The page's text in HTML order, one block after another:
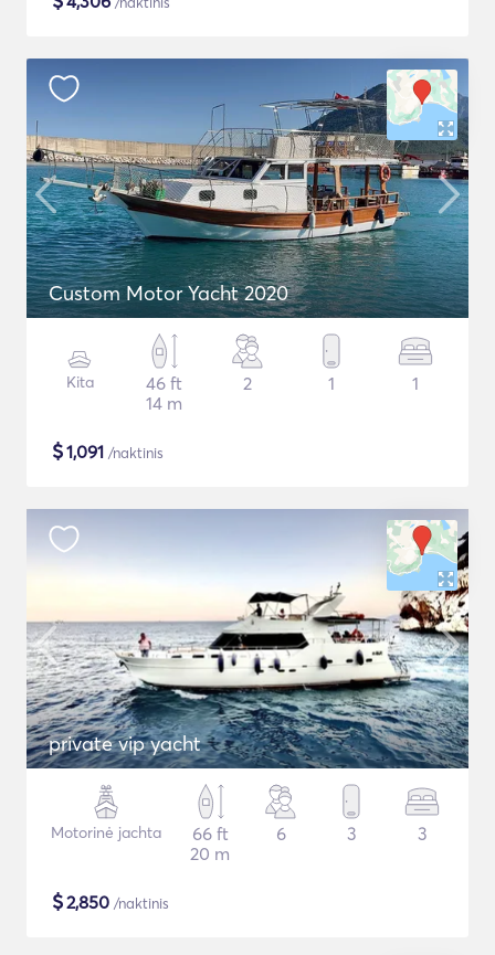
Custom Motor Yacht 2020
Kita
46 ft
14 m
2 1 1
$1,091 /naktinis
private vip yacht
Motorinė jachta
66 ft
20 m
6 3 3
$2,850 /naktinis